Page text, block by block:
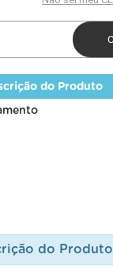
do Produto
do Produto